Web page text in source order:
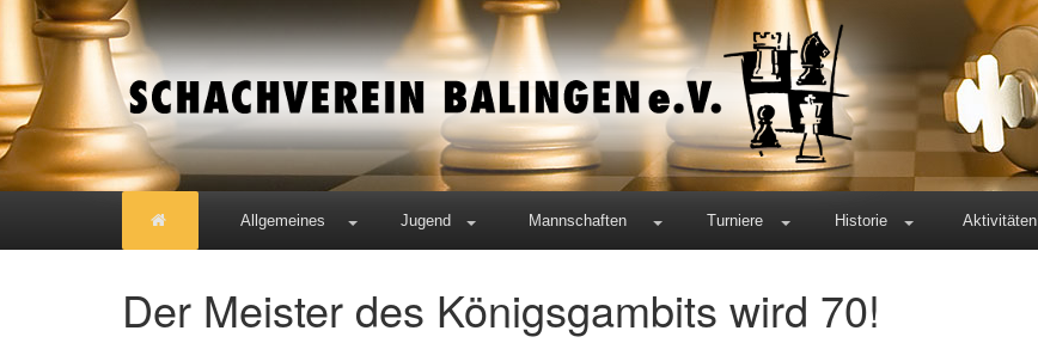
Allgemeines Jugend Mannschaften Turniere Historie Aktivitäten
Der Meister des Königsgambits wird 70!